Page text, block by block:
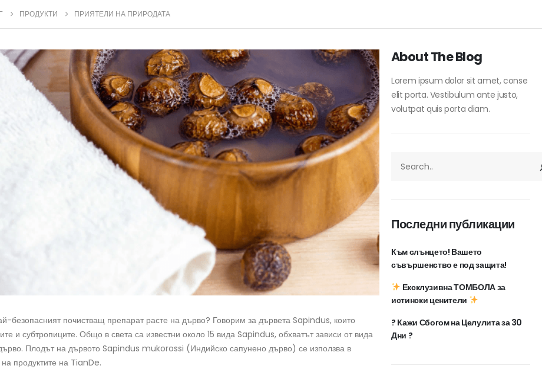
ПРОДУКТИ ПРИЯТЕЛИ НА ПРИРОДАТА
безопасният почистващ препарат расте на дърво? Говорим за дървета Sapindus, които
и субтропиците. Общо в света са известни около 15 вида Sapindus, обхватът зависи от вида
Плодът на дървото Sapindus mukorossi (Индийско сапунено дърво) се използва в
на продуктите на TianDe.
About The Blog
Lorem ipsum dolor sit amet, conse
elit porta. Vestibulum ante justo,
volutpat quis porta diam.
Последни публикации
Към слънцето! Вашето
съвършенство е под защита!
Ексклузивна ТОМБОЛА за
истински ценители
? Кажи Сбогом на Целулита за 30
Дни ?